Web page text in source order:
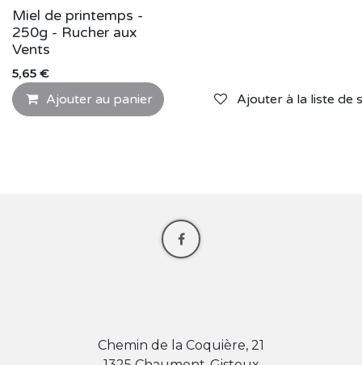
Miel de printemps -
250g - Rucher aux
Vents
5,65 €
Ajouter au panier Ajouter à la liste de
Chemin de la Coquière, 21